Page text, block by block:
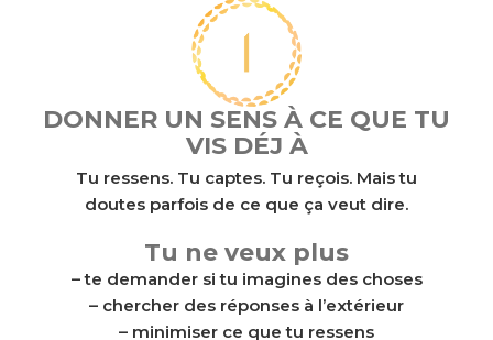
DONNER UN SENS À CE QUE TU
VIS DÉJ À
Tu ressens. Tu captes. Tu reçois. Mais tu
doutes parfois de ce que ça veut dire.
Tu ne veux plus
– te demander si tu imagines des choses
– chercher des réponses à l’extérieur
– minimiser ce que tu ressens